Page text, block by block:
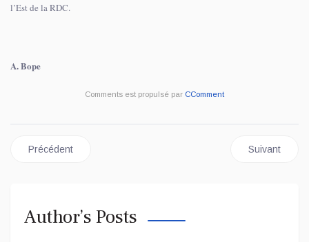
l’Est de la RDC.
A. Bope
Comments est propulsé par CComment
Article précédent : RDC : Tshisekedi promet une
Précédent Article
Suivant
Author’s Posts